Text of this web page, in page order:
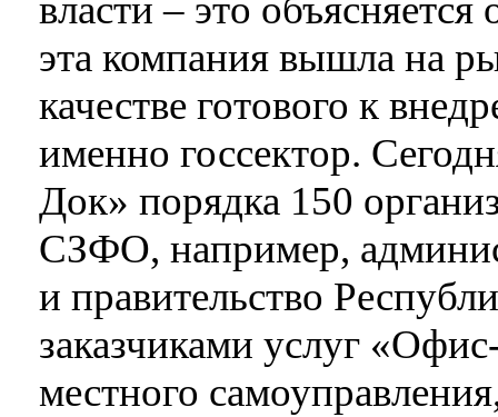
власти – это объясняется
эта компания вышла на
качестве готового к
именно госсектор.
Док» порядка 150
СЗФО, например,
и правительство
заказчиками услуг
местного